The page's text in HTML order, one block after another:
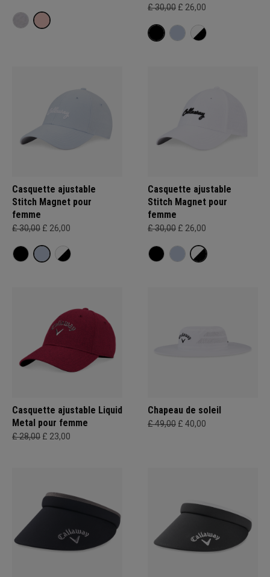
£ 30,00 £ 26,00
Casquette ajustable
Stitch Magnet pour
femme
£ 30,00 £ 26,00
Casquette ajustable
Stitch Magnet pour
femme
£ 30,00 £ 26,00
Casquette ajustable Liquid
Metal pour femme
£ 28,00 £ 23,00
Chapeau de soleil
£ 49,00 £ 40,00